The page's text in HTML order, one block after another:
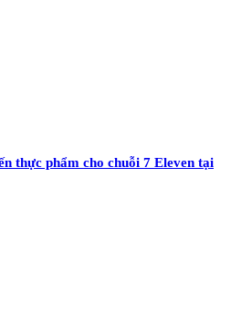
thực phẩm cho chuỗi 7 Eleven tại